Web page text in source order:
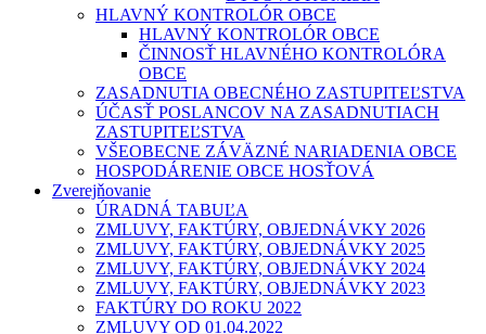
HLAVNÝ KONTROLÓR OBCE
HLAVNÝ KONTROLÓR OBCE
ČINNOSŤ HLAVNÉHO KONTROLÓRA
OBCE
ZASADNUTIA OBECNÉHO ZASTUPITEĽSTVA
ÚČASŤ POSLANCOV NA ZASADNUTIACH
ZASTUPITEĽSTVA
VŠEOBECNE ZÁVÄZNÉ NARIADENIA OBCE
HOSPODÁRENIE OBCE HOSŤOVÁ
Zverejňovanie
ÚRADNÁ TABUĽA
ZMLUVY, FAKTÚRY, OBJEDNÁVKY 2026
ZMLUVY, FAKTÚRY, OBJEDNÁVKY 2025
ZMLUVY, FAKTÚRY, OBJEDNÁVKY 2024
ZMLUVY, FAKTÚRY, OBJEDNÁVKY 2023
FAKTÚRY DO ROKU 2022
ZMLUVY OD 01.04.2022